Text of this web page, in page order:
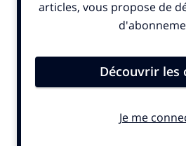
autrichienne de triathlon pourrait
© SportBusiness.Club Avril 2025